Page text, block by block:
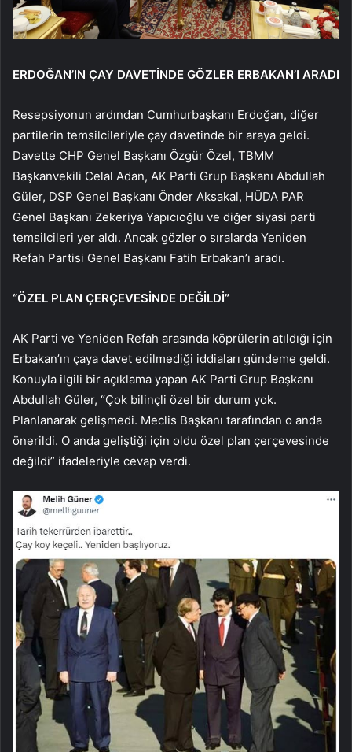
ERDOĞAN’IN ÇAY DAVETİNDE GÖZLER ERBAKAN’I ARADI
Resepsiyonun ardından Cumhurbaşkanı Erdoğan, diğer
partilerin temsilcileriyle çay davetinde bir araya geldi.
Davette CHP Genel Başkanı Özgür Özel, TBMM
Başkanvekili Celal Adan, AK Parti Grup Başkanı Abdullah
Güler, DSP Genel Başkanı Önder Aksakal, HÜDA PAR
Genel Başkanı Zekeriya Yapıcıoğlu ve diğer siyasi parti
temsilcileri yer aldı. Ancak gözler o sıralarda Yeniden
Refah Partisi Genel Başkanı Fatih Erbakan’ı aradı.
“ÖZEL PLAN ÇERÇEVESİNDE DEĞİLDİ”
AK Parti ve Yeniden Refah arasında köprülerin atıldığı için
Erbakan’ın çaya davet edilmediği iddiaları gündeme geldi.
Konuyla ilgili bir açıklama yapan AK Parti Grup Başkanı
Abdullah Güler, “Çok bilinçli özel bir durum yok.
Planlanarak gelişmedi. Meclis Başkanı tarafından o anda
önerildi. O anda geliştiği için oldu özel plan çerçevesinde
değildi” ifadeleriyle cevap verdi.